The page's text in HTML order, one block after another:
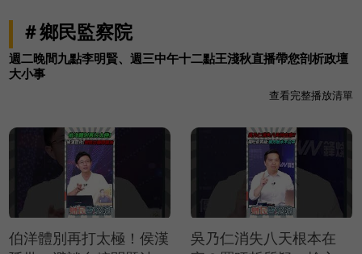
＃鄉民監察院
週二晚間九點李明賢、週三中午十二點王淺秋直播帶您剖析政壇
大小事
查看完整播放清單
伯洋體別再打太極！侯漢
吳乃仁消失八天根本在